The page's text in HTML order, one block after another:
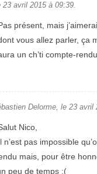
avril 2015 à 09:39.
présent, mais
vous allez parler, ça
un ch’ti compte-
Delorme, le 23 avril
Nico,
n’est pas impossible
mais, pour être
peu de temps :(